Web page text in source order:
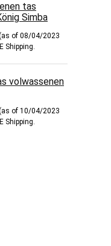
tas
Simba
of 08/04/2023
Shipping.
volwassenen
of 10/04/2023
Shipping.